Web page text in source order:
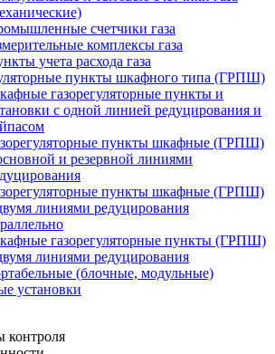
счетчики газа
комплексы газа
учета расхода газа
пункты шкафного типа (ГРПШ)
газорегуляторные пункты и
c одной линией редуцирования и
пункты шкафные (ГРПШ)
и резервной линиями
пункты шкафные (ГРПШ)
линиями редуцирования
газорегуляторные пункты (ГРПШ)
линиями редуцирования
(блочные, модульные)
установки
контроля